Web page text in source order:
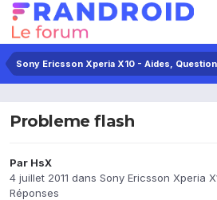
Probleme flash
Par HsX
4 juillet 2011 dans Sony Ericsson Xperia
Réponses